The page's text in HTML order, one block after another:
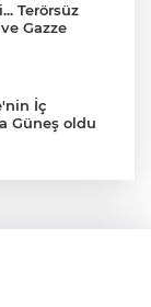
Terörsüz
Gazze
İç
Güneş oldu